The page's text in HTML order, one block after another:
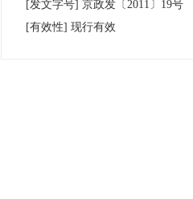
[发文字号] 京政发 〔2011〕 19号
[有效性] 现行有效